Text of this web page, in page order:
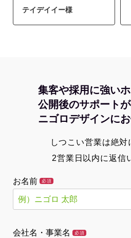
テイデイイー様
集客や採用に強い
公開後のサポート
ニゴロデザインに
しつこい営業は絶対
2営業日以内に返信
お名前 必須
会社名・事業名 必須